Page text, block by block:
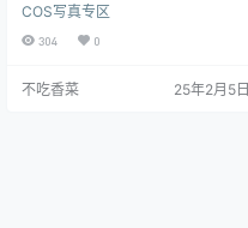
第一平面模特，就职于湖北星之路
文化发展有限公司 获取地址：点击
COS写真专区
304 0
不吃香菜 25年2月5日